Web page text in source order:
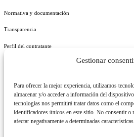
Gestionar
Para ofrecer la mejor experiencia, utilizamos
almacenar y/o acceder a información del
tecnologías nos permitirá tratar datos como el
identificadores únicos en este sitio. No consentir o
afectar negativamente a determinadas
Normativa y documentación
Transparencia
Perfil del contratante